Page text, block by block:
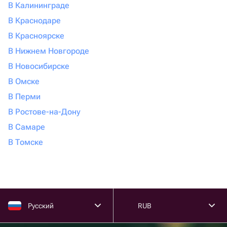
заботливые опрыскивания.
Дендробиум. Этот сорт внешне не такой тонкий, как
другие, и похож на большое пышно цветущее
домашнее растение. Цветет орхидея дендробиум не
так долго, всего 1-2 месяца, зато в этот период она
неотразима: на одном стебле распускается целая
пышная горжетка из бутонов.
Каттлея. Этот сорт с ажурными лепестками можно
смело назвать сложным. Ему следует обеспечить
надлежащий температурный режим (не выше 20
градусов), Регулярно удобрять минеральными
добавками, а летом обеспечить долгий световой
функционирует онлайн-маркетплейс Флаувау. Там
можно без больших усилий выбрать нужный живой
цветок в одном из сотен специализированных
магазинов.
В Калининграде
В Краснодаре
В Красноярске
В Нижнем Новгороде
В Новосибирске
В Омске
В Перми
В Ростове-на-Дону
В Самаре
В Томске
Русский RUB